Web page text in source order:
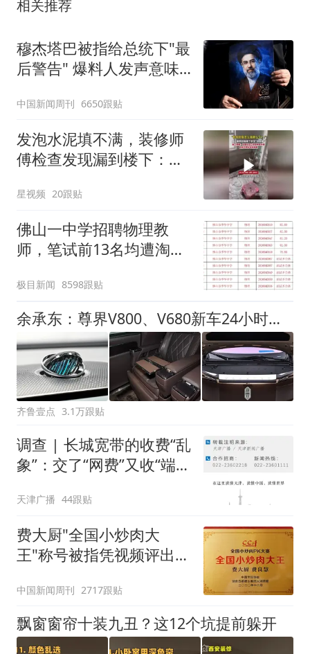
相关推荐
穆杰塔巴被指给总统下"最
后警告" 爆料人发声意味
中国新闻周刊 6650跟贴
发泡水泥填不满，装修师
傅检查发现漏到楼下：出
星视频 20跟贴
佛山一中学招聘物理教
师，笔试前13名均遭淘
聘，成立调查组全面核查
极目新闻 8598跟贴
余承东：尊界V800、V680新车24小时大定突破3500台
齐鲁壹点 3.1万跟贴
调查 | 长城宽带的收费“乱
象”：交了“网费”又收“端口
可延长到2037年
天津广播 44跟贴
费大厨"全国小炒肉大
王"称号被指凭视频评出
中国新闻周刊 2717跟贴
飘窗窗帘十装九丑？这12个坑提前躲开